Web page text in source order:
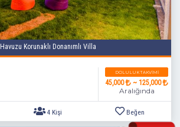
Havuzu Korunaklı Donanımlı Villa
DOLULUK TAKVIMI
45,000 ~ 125,000
Aralığında